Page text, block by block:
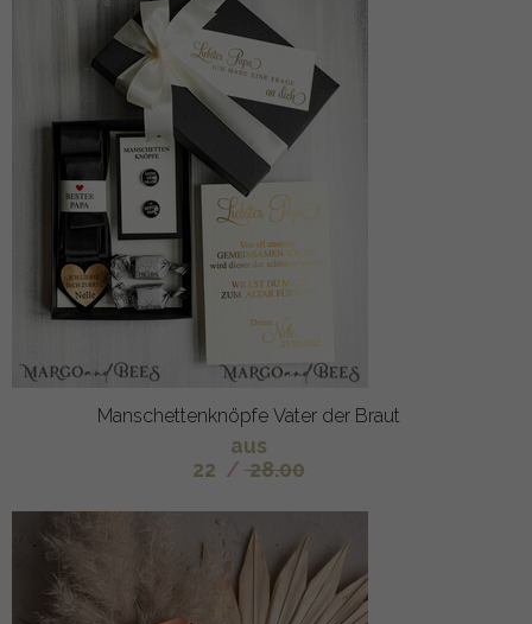
Manschettenknöpfe Vater der Braut
aus
22 / 28.00